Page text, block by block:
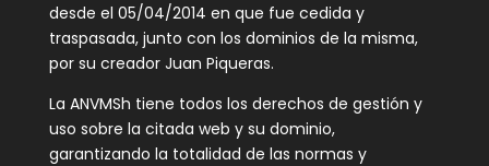
desde el 05/04/2014 en que fue cedida y
traspasada, junto con los dominios de la misma,
por su creador Juan Piqueras.
La ANVMSh tiene todos los derechos de gestión y
uso sobre la citada web y su dominio,
garantizando la totalidad de las normas y